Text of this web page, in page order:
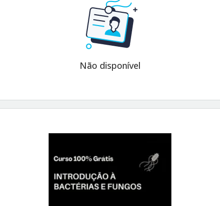
Não disponível